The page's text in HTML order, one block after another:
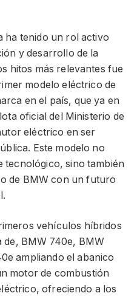
ha tenido un rol activo
y desarrollo de la
hitos más relevantes fue
modelo eléctrico de
en el país, que ya en
oficial del Ministerio de
eléctrico en ser
Este modelo no
tecnológico, sino también
de BMW con un futuro
vehículos híbridos
BMW 740e, BMW
ampliando el abanico
motor de combustión
ofreciendo a los